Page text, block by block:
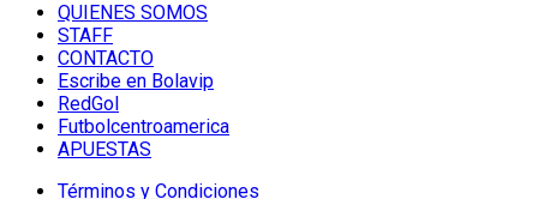
QUIENES SOMOS
STAFF
CONTACTO
Escribe en Bolavip
RedGol
Futbolcentroamerica
APUESTAS
Términos y Condiciones